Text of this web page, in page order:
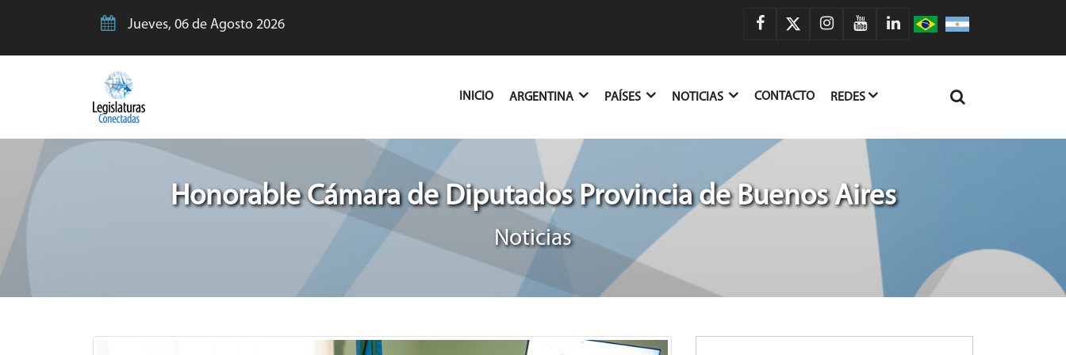
Jueves, 06 de Agosto 2026
INICIO(CURRENT)
ARGENTINA PAÍSES NOTICIAS CONTACTO REDES
Honorable Cámara de Diputados Provincia de Buenos Aires
Noticias